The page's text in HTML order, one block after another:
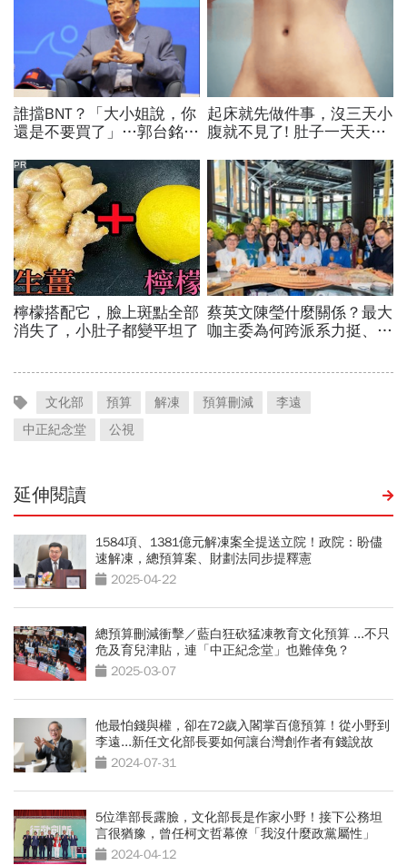
文化部 預算 解凍 預算刪減
李遠
中正紀念堂
公視
延伸閱讀
1584項、1381億元解凍案全提送立院！政院：盼儘
速解凍，總預算案、財劃法同步提釋憲
2025-04-22
總預算刪減衝擊／藍白狂砍猛凍教育文化預算 ...不只
危及育兒津貼，連「中正紀念堂」也難倖免？
2025-03-07
他最怕錢與權，卻在72歲入閣掌百億預算！從小野到
李遠...新任文化部長要如何讓台灣創作者有錢說故
事？2024-07-31
5位準部長露臉，文化部長是作家小野！接下公務坦
言很猶豫，曾任柯文哲幕僚「我沒什麼政黨屬性」
2024-04-12